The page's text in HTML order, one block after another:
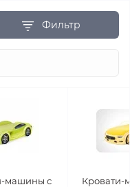
Фильтр
машины с
Кровати-